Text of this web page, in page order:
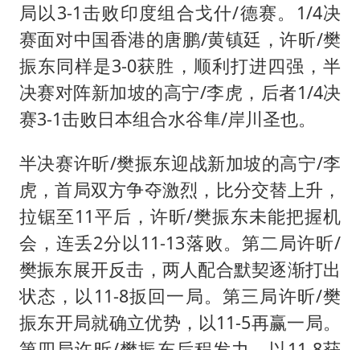
华为新款折叠屏电脑24999元起
坚持党全面领导和党中央集中统一领导
局以3-1击败印度组合戈什/德赛。1/4决
赛面对中国香港的唐鹏/黄镇廷，许昕/樊
振东同样是3-0获胜，顺利打进四强，半
决赛对阵新加坡的高宁/李虎，后者1/4决
赛3-1击败日本组合水谷隼/岸川圣也。
半决赛许昕/樊振东迎战新加坡的高宁/李
虎，首局双方争夺激烈，比分交替上升，
拉锯至11平后，许昕/樊振东未能把握机
会，连丢2分以11-13落败。第二局许昕/
樊振东展开反击，两人配合默契逐渐打出
状态，以11-8扳回一局。第三局许昕/樊
振东开局就确立优势，以11-5再赢一局。